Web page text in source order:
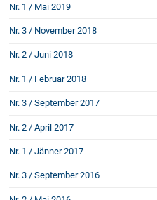
Person
Kontakt
Nr. 1 / Mai 2019
Nr. 3 / November 2018
Nr. 2 / Juni 2018
Nr. 1 / Februar 2018
Nr. 3 / September 2017
Nr. 2 / April 2017
Nr. 1 / Jänner 2017
Nr. 3 / September 2016